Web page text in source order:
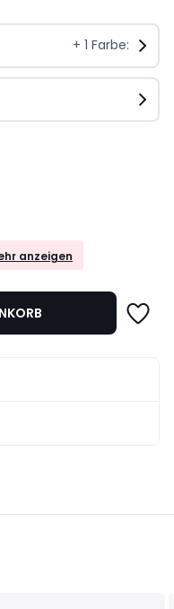
+ 1 Farbe:
anzeigen